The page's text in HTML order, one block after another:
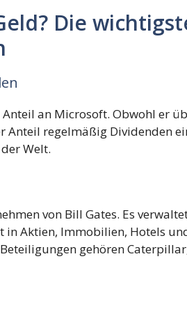
Die
an Microsoft. Obwohl er
Anteil regelmäßig Dividenden
Welt.
von Bill Gates. Es
in Aktien, Immobilien, Hotels
gehören